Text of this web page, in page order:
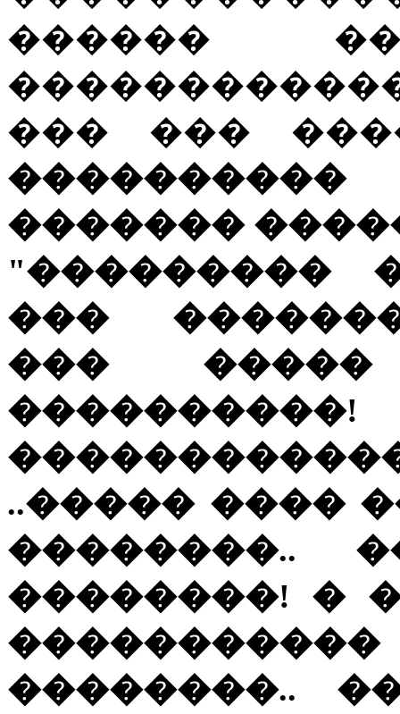
������
��� ���
����������
�������
"���������
���
���
..����� ����
��������..
��������! �
��������..